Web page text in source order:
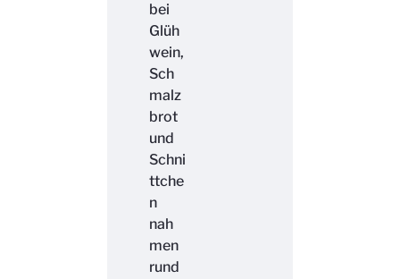
bei
Glüh
wein,
Sch
malz
brot
und
Schni
ttche
n
nah
men
rund